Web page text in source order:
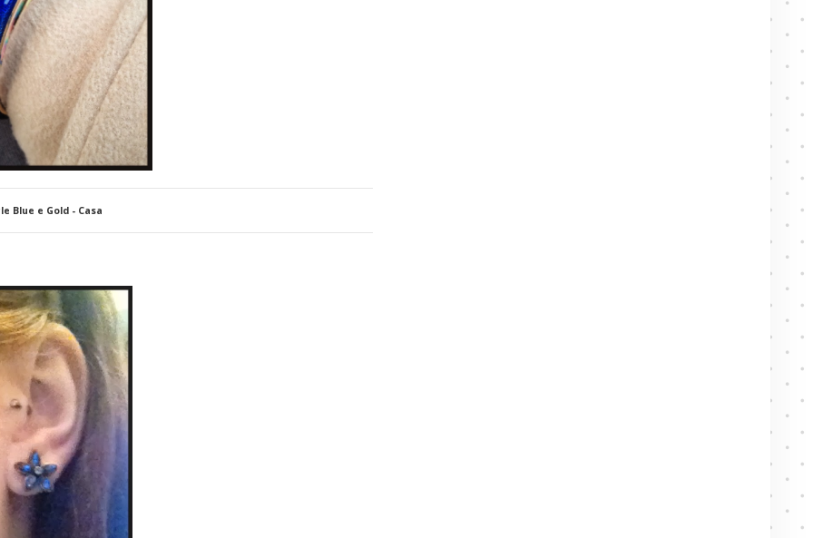
Blue e Gold - Casa